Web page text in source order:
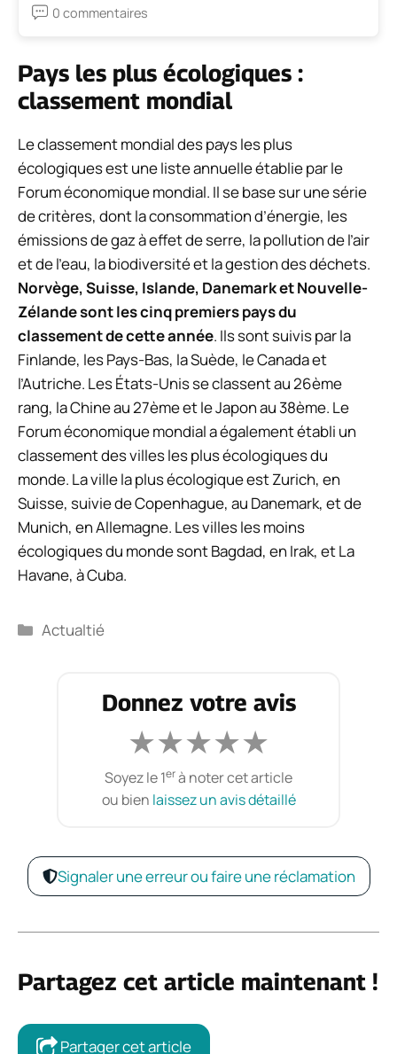
0 commentaires
Pays les plus écologiques :
classement mondial
Le classement mondial des pays les plus
écologiques est une liste annuelle établie par le
Forum économique mondial. Il se base sur une série
de critères, dont la consommation d’énergie, les
émissions de gaz à effet de serre, la pollution de l’air
et de l’eau, la biodiversité et la gestion des déchets.
Norvège, Suisse, Islande, Danemark et Nouvelle-
Zélande sont les cinq premiers pays du
classement de cette année. Ils sont suivis par la
Finlande, les Pays-Bas, la Suède, le Canada et
l’Autriche. Les États-Unis se classent au 26ème
rang, la Chine au 27ème et le Japon au 38ème. Le
Forum économique mondial a également établi un
classement des villes les plus écologiques du
monde. La ville la plus écologique est Zurich, en
Suisse, suivie de Copenhague, au Danemark, et de
Munich, en Allemagne. Les villes les moins
écologiques du monde sont Bagdad, en Irak, et La
Havane, à Cuba.
Catégories
Actualtié
Donnez votre avis
★★★★★
Soyez le 1erà noter cet article
ou bien laissez un avis détaillé
Signaler une erreur ou faire une réclamation
Partagez cet article maintenant !
Partager cet article